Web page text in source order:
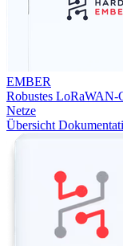
EMBER
Robustes LoRaWAN-
Netze
Übersicht